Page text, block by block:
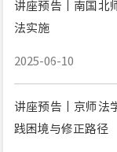
讲座预告丨南国北
法实施
2025-06-10
讲座预告丨京师法
践困境与修正路径